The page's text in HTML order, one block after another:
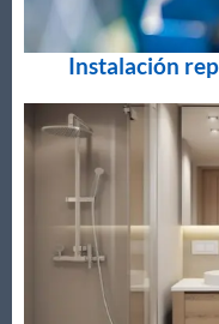
Instalación